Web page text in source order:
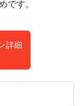
です。
詳細